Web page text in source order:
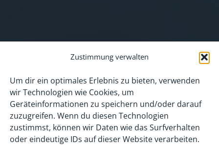
Zustimmung verwalten
Um dir ein optimales Erlebnis zu bieten, verwenden
wir Technologien wie Cookies, um
Geräteinformationen zu speichern und/oder darauf
zuzugreifen. Wenn du diesen Technologien
zustimmst, können wir Daten wie das Surfverhalten
oder eindeutige IDs auf dieser Website verarbeiten.